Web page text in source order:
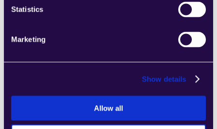
Statistics
Marketing
Show details
Allow all
Combine secciones de una amplia gama
de categorías para crear fácilmente
Learn more